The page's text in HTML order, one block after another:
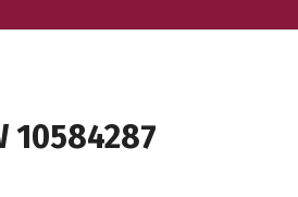
10584287